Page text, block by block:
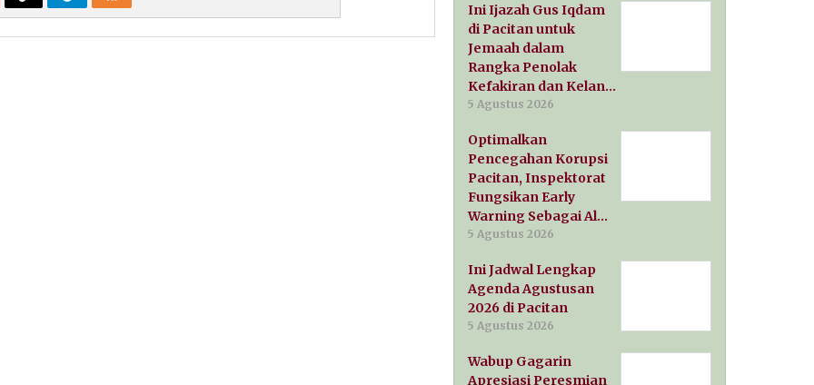
Ini Ijazah Gus Iqdam
di Pacitan untuk
Jemaah dalam
Rangka Penolak
Kefakiran dan Kelan…
5 Agustus 2026
Optimalkan
Pencegahan Korupsi
Pacitan, Inspektorat
Fungsikan Early
Warning Sebagai Al…
5 Agustus 2026
Ini Jadwal Lengkap
Agenda Agustusan
2026 di Pacitan
5 Agustus 2026
Wabup Gagarin
Apresiasi Peresmian